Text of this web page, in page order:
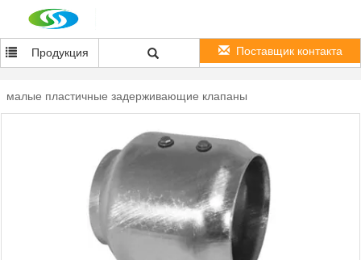
Продукция Поставщик контакта
малые пластичные задерживающие клапаны